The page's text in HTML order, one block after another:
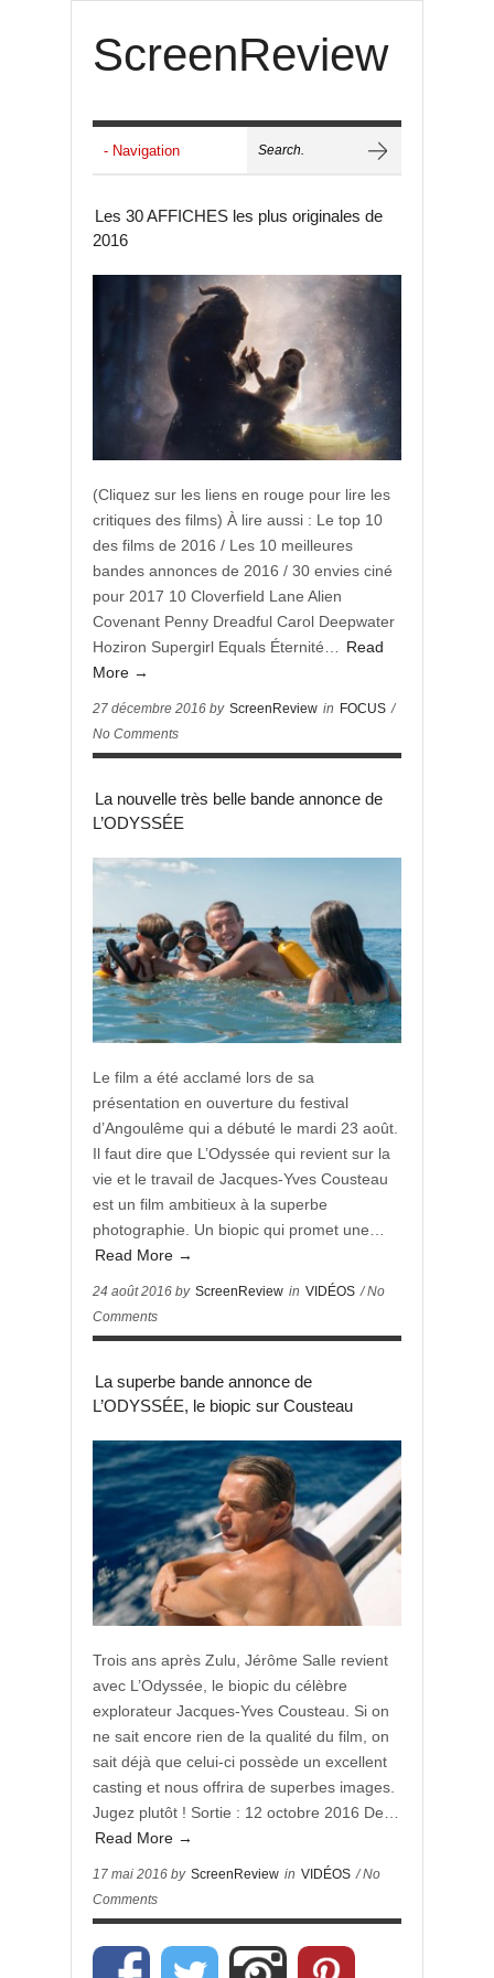
ScreenReview
Les 30 AFFICHES les plus originales de
2016
(Cliquez sur les liens en rouge pour lire les
critiques des films) À lire aussi : Le top 10
des films de 2016 / Les 10 meilleures
bandes annonces de 2016 / 30 envies ciné
pour 2017 10 Cloverfield Lane Alien
Covenant Penny Dreadful Carol Deepwater
Hoziron Supergirl Equals Éternité…
Read
More →
27 décembre 2016 by ScreenReview in FOCUS /
No Comments
La nouvelle très belle bande annonce de
L’ODYSSÉE
Le film a été acclamé lors de sa
présentation en ouverture du festival
d’Angoulême qui a débuté le mardi 23 août.
Il faut dire que L’Odyssée qui revient sur la
vie et le travail de Jacques-Yves Cousteau
est un film ambitieux à la superbe
photographie. Un biopic qui promet une…
Read More →
24 août 2016 by ScreenReview in VIDÉOS / No
Comments
La superbe bande annonce de
L’ODYSSÉE, le biopic sur Cousteau
Trois ans après Zulu, Jérôme Salle revient
avec L’Odyssée, le biopic du célèbre
explorateur Jacques-Yves Cousteau. Si on
ne sait encore rien de la qualité du film, on
sait déjà que celui-ci possède un excellent
casting et nous offrira de superbes images.
Jugez plutôt ! Sortie : 12 octobre 2016 De…
Read More →
17 mai 2016 by ScreenReview in VIDÉOS / No
Comments